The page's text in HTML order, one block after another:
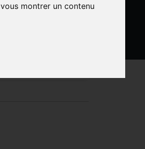
montrer un contenu
0